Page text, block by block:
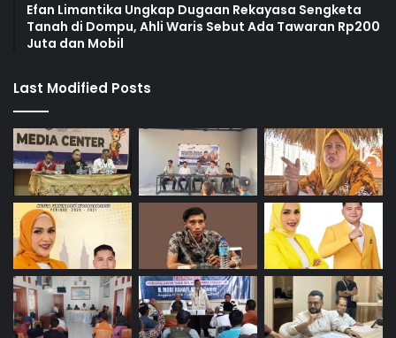
Efan Limantika Ungkap Dugaan Rekayasa Sengketa
Tanah di Dompu, Ahli Waris Sebut Ada Tawaran Rp200
Juta dan Mobil
Last Modified Posts